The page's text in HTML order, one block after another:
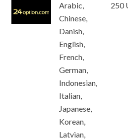
Arabic,
Chinese,
Danish,
English,
French,
German,
Indonesian,
Italian,
Japanese,
Korean,
Latvian,
250